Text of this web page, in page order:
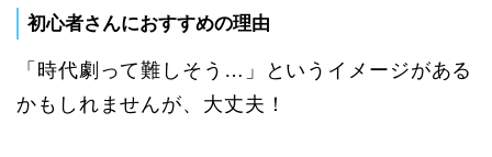
初心者さんにおすすめの理由
「時代劇って難しそう…」というイメージがある
かもしれませんが、大丈夫！